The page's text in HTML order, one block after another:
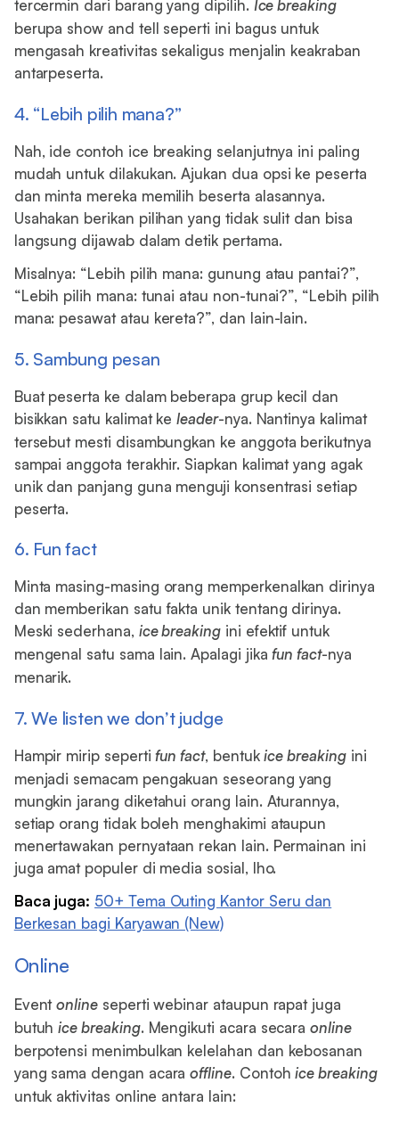
tercermin dari barang yang dipilih. Ice breaking
berupa show and tell seperti ini bagus untuk
mengasah kreativitas sekaligus menjalin keakraban
antarpeserta.
4. “Lebih pilih mana?”
Nah, ide contoh ice breaking selanjutnya ini paling
mudah untuk dilakukan. Ajukan dua opsi ke peserta
dan minta mereka memilih beserta alasannya.
Usahakan berikan pilihan yang tidak sulit dan bisa
langsung dijawab dalam detik pertama.
Misalnya: “Lebih pilih mana: gunung atau pantai?”,
“Lebih pilih mana: tunai atau non-tunai?”, “Lebih pilih
mana: pesawat atau kereta?”, dan lain-lain.
5. Sambung pesan
Buat peserta ke dalam beberapa grup kecil dan
bisikkan satu kalimat keleader-nya. Nantinya kalimat
tersebut mesti disambungkan ke anggota berikutnya
sampai anggota terakhir. Siapkan kalimat yang agak
unik dan panjang guna menguji konsentrasi setiap
peserta.
6. Fun fact
Minta masing-masing orang memperkenalkan dirinya
dan memberikan satu fakta unik tentang dirinya.
Meski sederhana, ice breaking ini efektif untuk
mengenal satu sama lain. Apalagi jikafun fact-nya
menarik.
7. We listen we don’t judge
Hampir mirip sepertifun fact, bentukice breakingini
menjadi semacam pengakuan seseorang yang
mungkin jarang diketahui orang lain. Aturannya,
setiap orang tidak boleh menghakimi ataupun
menertawakan pernyataan rekan lain. Permainan ini
juga amat populer di media sosial, lho.
Baca juga: 50+ Tema Outing Kantor Seru dan
Berkesan bagi Karyawan (New)
Online
Eventonline seperti webinar ataupun rapat juga
butuhice breaking. Mengikuti acara secaraonline
berpotensi menimbulkan kelelahan dan kebosanan
yang sama dengan acaraoffline. Contohice breaking
untuk aktivitas online antara lain: